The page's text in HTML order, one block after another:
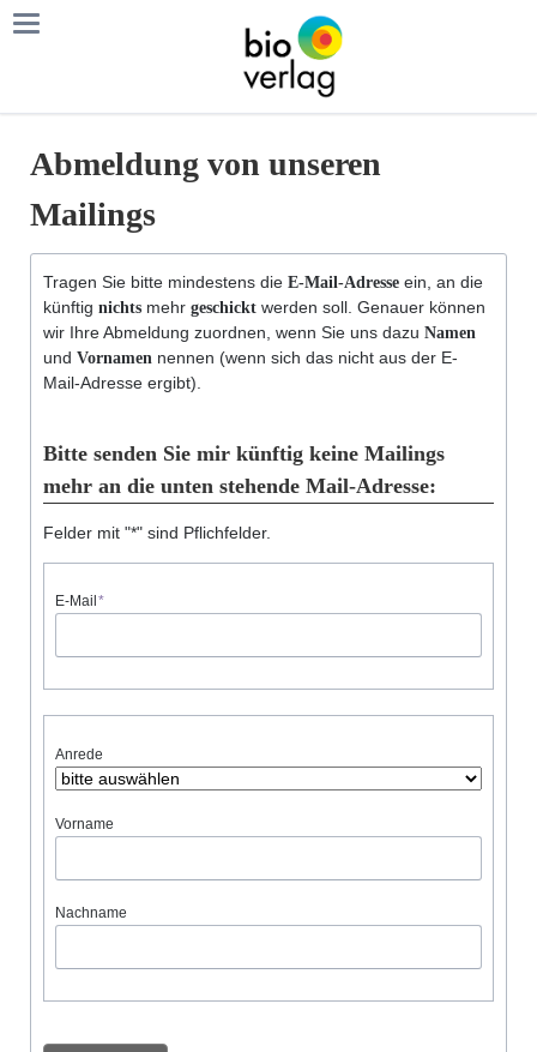
Abmeldung von unseren
Mailings
Tragen Sie bitte mindestens die E-Mail-Adresseein, an die
künftig nichtsmehr geschicktwerden soll. Genauer können
wir Ihre Abmeldung zuordnen, wenn Sie uns dazu Namen
und Vornamennennen (wenn sich das nicht aus der E-
Mail-Adresse ergibt).
Bitte senden Sie mir künftig keine Mailings
mehr an die unten stehende Mail-Adresse:
Felder mit "*" sind Pflichfelder.
Pflichtfeld
E-Mail *
Anrede
Vorname
Nachname